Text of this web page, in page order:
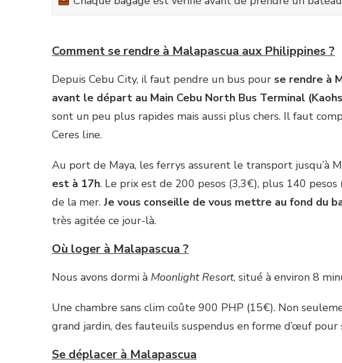
Comment se rendre à Malapascua aux Philippines ?
Depuis Cebu City, il faut pendre un bus pour se rendre à
avant le départ au Main Cebu North Bus Terminal
sont un peu plus rapides mais aussi plus chers. Il faut
Ceres line.
Au port de Maya, les ferrys assurent le transport jusqu’à
est à 17h. Le prix est de 200 pesos (3,3€), plus 140
de la mer. Je vous conseille de vous mettre au fond du
très agitée ce jour-là.
Où loger à Malapascua ?
Nous avons dormi à Moonlight Resort, situé à environ 8
Une chambre sans clim coûte 900 PHP (15€). Non
grand jardin, des fauteuils suspendus en forme d’œuf
Se déplacer à Malapascua